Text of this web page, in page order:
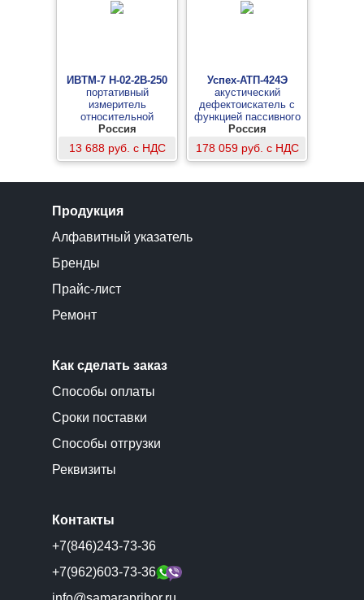
ИВТМ-7 Н-02-2В-250
портативный
измеритель
относительной
влажности и
температуры, 250 мм
Россия
13 688 руб. с НДС
Успех-АТП-424Э
акустический
дефектоискатель с
функцией пассивного
обнаружения кабелей
Россия
178 059 руб. с НДС
Продукция
Алфавитный указатель
Бренды
Прайс-лист
Ремонт
Как сделать заказ
Способы оплаты
Сроки поставки
Способы отгрузки
Реквизиты
Контакты
+7(846)243-73-36
+7(962)603-73-36